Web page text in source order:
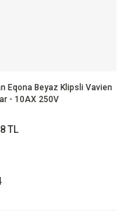
Eqona Beyaz Klipsli Vavien
- 10AX 250V
TL